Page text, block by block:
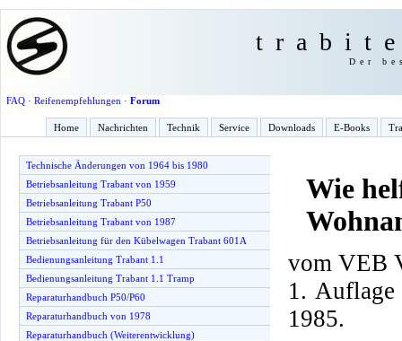
Der
FAQ· Reifenempfehlungen · Forum
Home Nachrichten Technik Service Downloads E-Books
Technische Änderungen von 1964 bis 1980
Betriebsanleitung Trabant von 1959
Betriebsanleitung Trabant P50
Betriebsanleitung Trabant von 1987
Betriebsanleitung für den Kübelwagen Trabant 601A
Bedienungsanleitung Trabant 1.1
Bedienungsanleitung Trabant 1.1 Tramp
Reparaturhandbuch P50/P60
Reparaturhandbuch von 1978
Reparaturhandbuch (Weiterentwicklung)
Wie
vom VEB
1.
1985.